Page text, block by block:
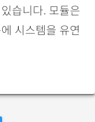
습니다. 모듈은
시스템을 유연